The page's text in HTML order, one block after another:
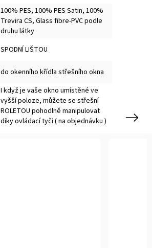
100% PES, 100% PES Satin, 100%
Trevira CS, Glass fibre-PVC podle
druhu látky
SPODNÍ LIŠTOU
do okenního křídla střešního okna
I když je vaše okno umístěné ve
vyšší poloze, můžete se střešní
ROLETOU pohodlně manipulovat
díky ovládací tyči ( na objednávku )
Next